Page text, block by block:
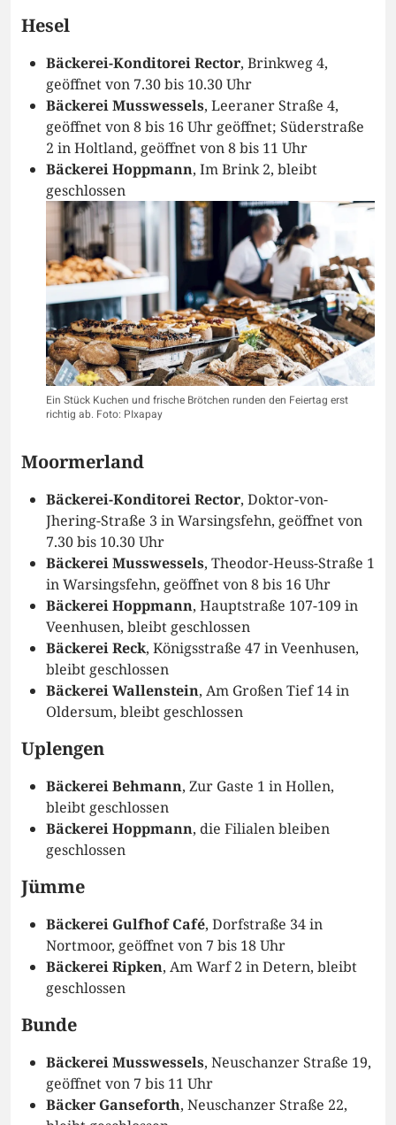
Hesel
Bäckerei-Konditorei Rector, Brinkweg 4,
geöffnet von 7.30 bis 10.30 Uhr
Bäckerei Musswessels, Leeraner Straße 4,
geöffnet von 8 bis 16 Uhr geöffnet; Süderstraße
2 in Holtland, geöffnet von 8 bis 11 Uhr
Bäckerei Hoppmann, Im Brink 2, bleibt
geschlossen
Ein Stück Kuchen und frische Brötchen runden den Feiertag erst
richtig ab. Foto: PIxapay
Moormerland
Bäckerei-Konditorei Rector, Doktor-von-
Jhering-Straße 3 in Warsingsfehn, geöffnet von
7.30 bis 10.30 Uhr
Bäckerei Musswessels, Theodor-Heuss-Straße 1
in Warsingsfehn, geöffnet von 8 bis 16 Uhr
Bäckerei Hoppmann, Hauptstraße 107-109 in
Veenhusen, bleibt geschlossen
Bäckerei Reck, Königsstraße 47 in Veenhusen,
bleibt geschlossen
Bäckerei Wallenstein, Am Großen Tief 14 in
Oldersum, bleibt geschlossen
Uplengen
Bäckerei Behmann, Zur Gaste 1 in Hollen,
bleibt geschlossen
Bäckerei Hoppmann, die Filialen bleiben
geschlossen
Jümme
Bäckerei Gulfhof Café, Dorfstraße 34 in
Nortmoor, geöffnet von 7 bis 18 Uhr
Bäckerei Ripken, Am Warf 2 in Detern, bleibt
geschlossen
Bunde
Bäckerei Musswessels, Neuschanzer Straße 19,
geöffnet von 7 bis 11 Uhr
Bäcker Ganseforth, Neuschanzer Straße 22,